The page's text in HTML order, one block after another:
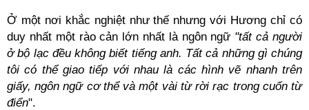
Ở một nơi khắc nghiệt như thế nhưng với Hương chỉ có
duy nhất một rào cản lớn nhất là ngôn ngữ "tất cả người
ở bộ lạc đều không biết tiếng anh. Tất cả những gì chúng
tôi có thể giao tiếp với nhau là các hình vẽ nhanh trên
giấy, ngôn ngữ cơ thể và một vài từ rời rạc trong cuốn từ
điển".